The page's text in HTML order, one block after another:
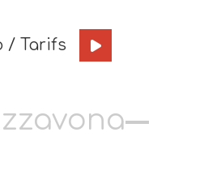
/ Tarifs